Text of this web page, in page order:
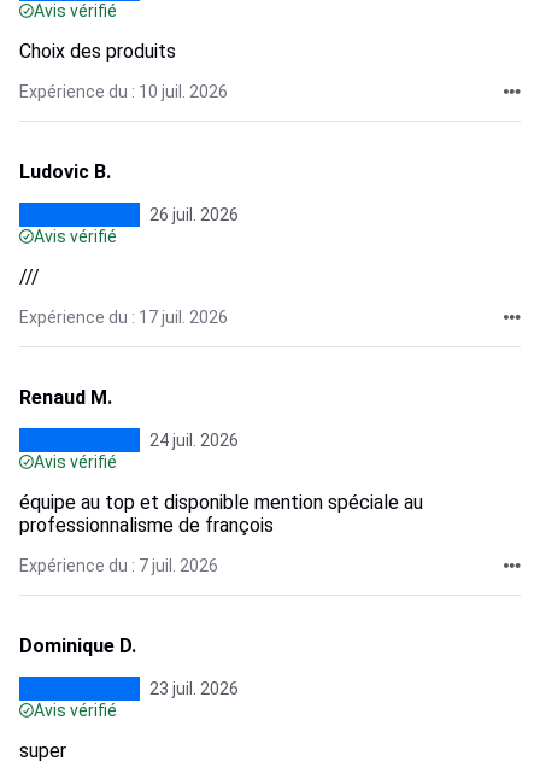
Avis vérifié
Choix des produits
Expérience du : 10 juil. 2026
Ludovic B.
26 juil. 2026
Avis vérifié
///
Expérience du : 17 juil. 2026
Renaud M.
24 juil. 2026
Avis vérifié
équipe au top et disponible mention spéciale au
professionnalisme de françois
Expérience du : 7 juil. 2026
Dominique D.
23 juil. 2026
Avis vérifié
super